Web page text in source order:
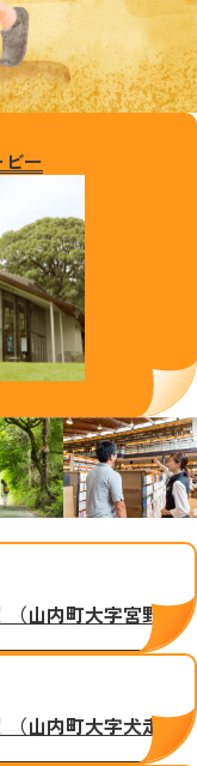
ー
（山内町大字宮野
（山内町大字犬走